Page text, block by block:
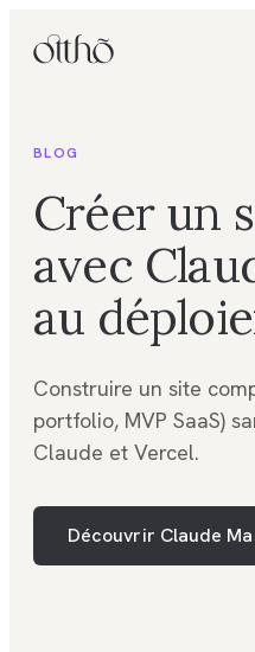
BLOG
Créer un
avec
au
Construire un site
portfolio, MVP SaaS)
Claude et Vercel.
Découvrir Claude